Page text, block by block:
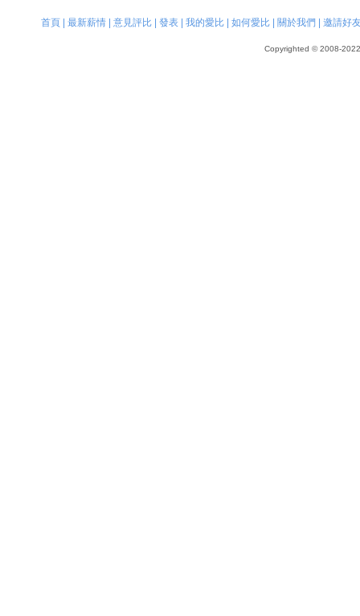
首頁| 最新薪情| 意見評比| 發表| 我的愛比| 如何愛比| 關於我們 邀請好
Copyrighted © 2008-